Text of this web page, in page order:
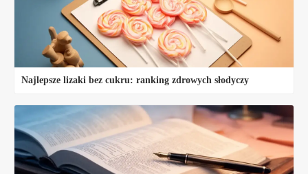
Najlepsze lizaki bez cukru: ranking zdrowych słodyczy